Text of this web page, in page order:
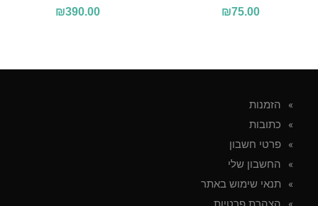
₪390.00 ₪75.00
הזמנות
כתובות
פרטי חשבון
החשבון שלי
תנאי שימוש באתר